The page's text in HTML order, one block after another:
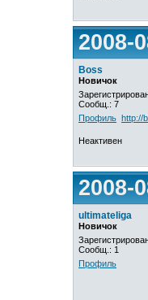
2008-
Boss
Новичок
Сообщ.: 7
Профиль http://
Неактивен
2008-
ultimateliga
Новичок
Сообщ.: 1
Профиль